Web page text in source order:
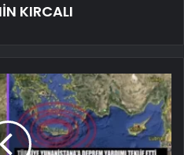
KIRCALI